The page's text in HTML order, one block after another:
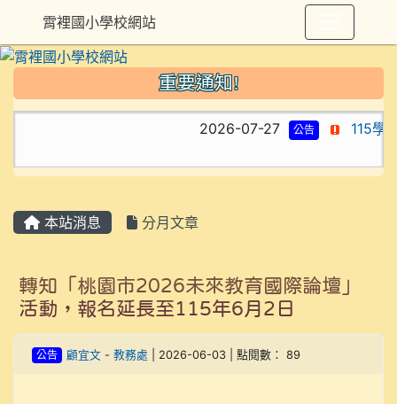
重要通知!
2026-07-27 公告 115學
本站消息 分月文章
轉知「桃園市2026未來教育國際論壇」
活動，報名延長至115年6月2日
公告 顧宜文- 教務處 | 2026-06-03 | 點閱數： 89
霄裡國小學校網站